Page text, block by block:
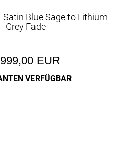
Satin Blue Sage to Lithium
Grey Fade
EUR
VERFÜGBAR